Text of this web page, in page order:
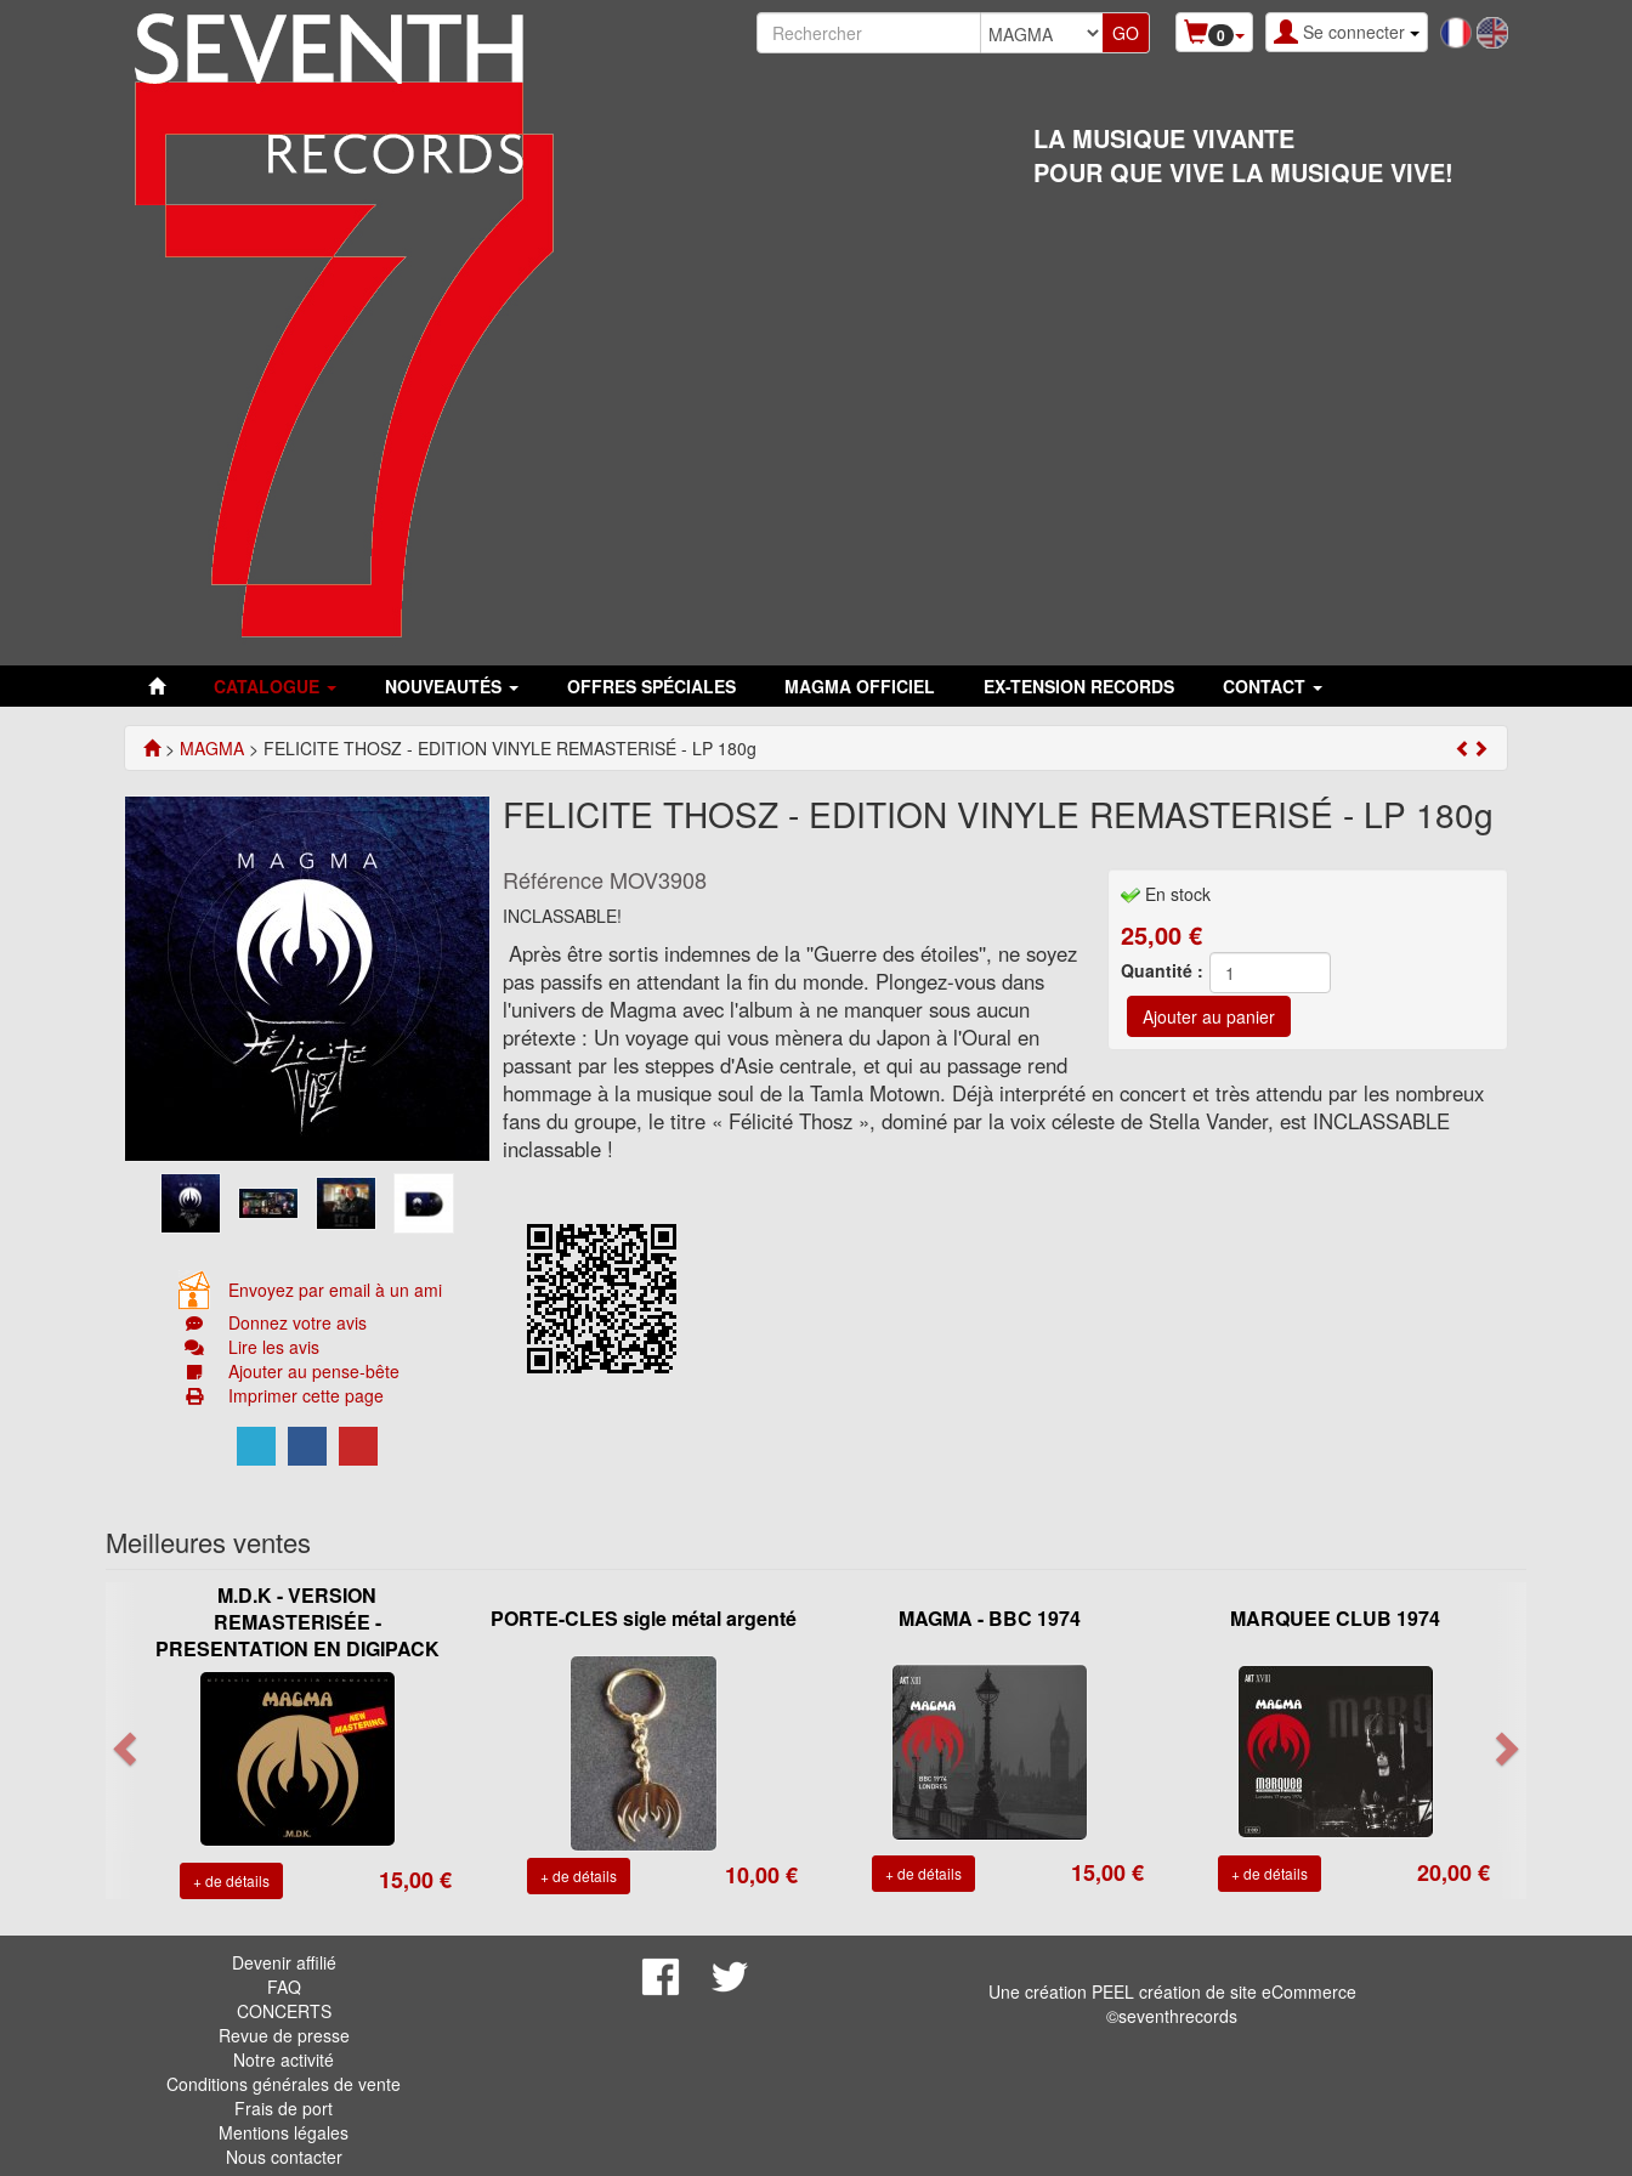
LA MUSIQUE VIVANTE
POUR QUE VIVE LA MUSIQUE VIVE!
Se connecter
0
CATALOGUE NOUVEAUTÉS OFFRES SPÉCIALES MAGMA OFFICIEL EX-TENSION RECORDS CONTACT
> MAGMA > FELICITE THOSZ - EDITION VINYLE REMASTERISÉ - LP 180g
Envoyez par email à un ami
Donnez votre avis
Lire les avis
Ajouter au pense-bête
Imprimer cette page
FELICITE THOSZ - EDITION VINYLE REMASTERISÉ - LP 180g
En stock
25,00 €
Quantité :
Référence MOV3908
INCLASSABLE!
Après être sortis indemnes de la ''Guerre des étoiles'', ne soyez
pas passifs en attendant la fin du monde. Plongez-vous dans
l'univers de Magma avec l'album à ne manquer sous aucun
prétexte : Un voyage qui vous mènera du Japon à l'Oural en
passant par les steppes d'Asie centrale, et qui au passage rend
hommage à la musique soul de la Tamla Motown. Déjà interprété en concert et très attendu par les nombreux
fans du groupe, le titre « Félicité Thosz », dominé par la voix céleste de Stella Vander, est INCLASSABLE
inclassable !
Meilleures ventes
M.D.K - VERSION
REMASTERISÉE -
PRESENTATION EN DIGIPACK
+ de détails 15,00 €
PORTE-CLES sigle métal argenté
+ de détails 10,00 €
MAGMA - BBC 1974
+ de détails 15,00 €
MARQUEE CLUB 1974
+ de détails 20,00 €
Devenir affilié
FAQ
CONCERTS
Revue de presse
Notre activité
Conditions générales de vente
Frais de port
Mentions légales
Nous contacter
Une création PEEL création de site eCommerce
©seventhrecords